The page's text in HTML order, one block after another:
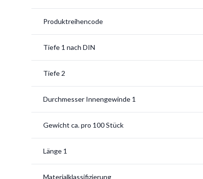
Produktreihencode
Tiefe 1 nach DIN
Tiefe 2
Durchmesser Innengewinde 1
Gewicht ca. pro 100 Stück
Länge 1
Materialklassifizierung